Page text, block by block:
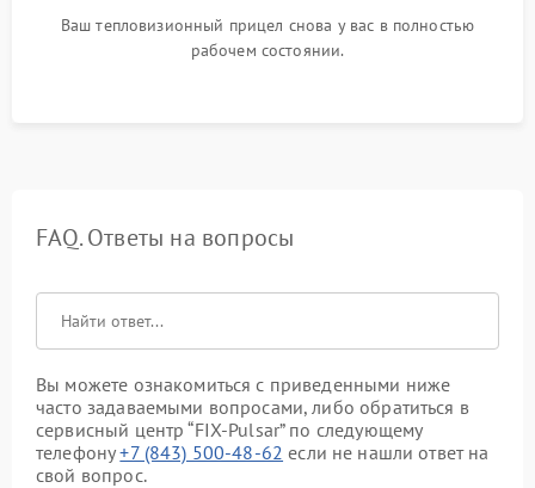
Ваш тепловизионный прицел снова у вас в полностью
рабочем состоянии.
FAQ. Ответы на вопросы
Вы можете ознакомиться с приведенными ниже
часто задаваемыми вопросами, либо обратиться в
сервисный центр “FIX-Pulsar” по следующему
телефону+7 (843) 500-48-62 если не нашли ответ на
свой вопрос.